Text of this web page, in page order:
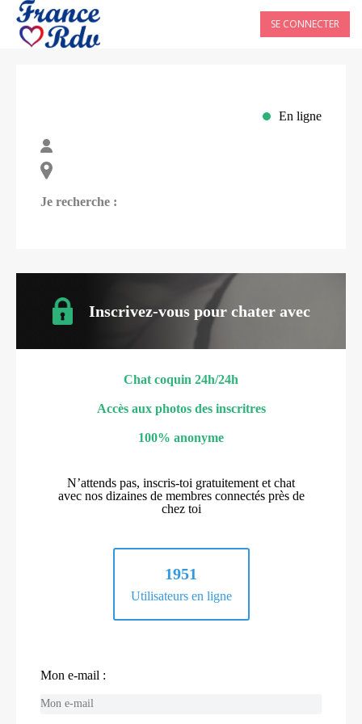
SE CONNECTER
En ligne
Je recherche :
Inscrivez-vous pour chater avec
Chat coquin 24h/24h
Accès aux photos des inscritres
100% anonyme
N’attends pas, inscris-toi gratuitement et chat
avec nos dizaines de membres connectés près de
chez toi
1951
Utilisateurs en ligne
Mon e-mail :